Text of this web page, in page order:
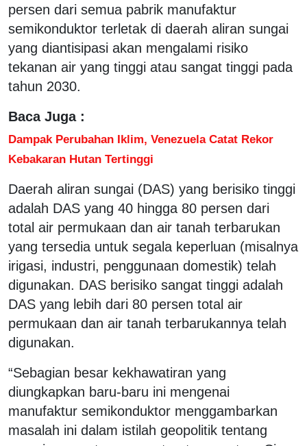
persen dari semua pabrik manufaktur
semikonduktor terletak di daerah aliran sungai
yang diantisipasi akan mengalami risiko
tekanan air yang tinggi atau sangat tinggi pada
tahun 2030.
Baca Juga :
Dampak Perubahan Iklim, Venezuela Catat Rekor
Kebakaran Hutan Tertinggi
Daerah aliran sungai (DAS) yang berisiko tinggi
adalah DAS yang 40 hingga 80 persen dari
total air permukaan dan air tanah terbarukan
yang tersedia untuk segala keperluan (misalnya
irigasi, industri, penggunaan domestik) telah
digunakan. DAS berisiko sangat tinggi adalah
DAS yang lebih dari 80 persen total air
permukaan dan air tanah terbarukannya telah
digunakan.
“Sebagian besar kekhawatiran yang
diungkapkan baru-baru ini mengenai
manufaktur semikonduktor menggambarkan
masalah ini dalam istilah geopolitik tentang